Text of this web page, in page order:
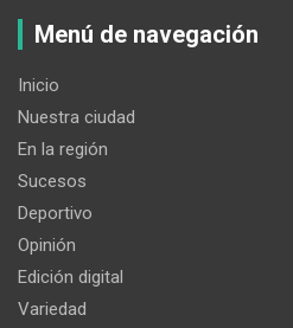
Menú de navegación
Inicio
Nuestra ciudad
En la región
Sucesos
Deportivo
Opinión
Edición digital
Variedad